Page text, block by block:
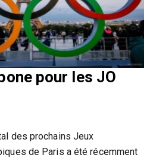
pour les JO
des prochains Jeux
de Paris a été récemment